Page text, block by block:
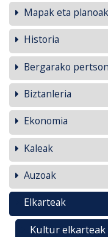
Mapak eta planoak
Historia
Bergarako
Biztanleria
Ekonomia
Kaleak
Auzoak
Elkarteak
Kultur elkarteak